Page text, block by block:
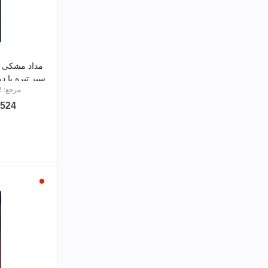
سبز تیره با
مرجع: PS-16OHB0212
قرمز